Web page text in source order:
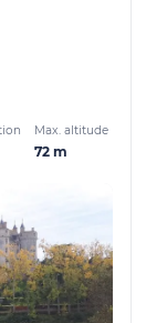
Max. altitude
72 m